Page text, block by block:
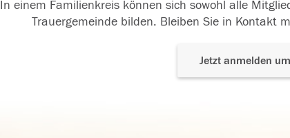
In einem Familienkreis können sich sowohl alle
Trauergemeinde bilden. Bleiben Sie in Kontakt
Jetzt anmelden